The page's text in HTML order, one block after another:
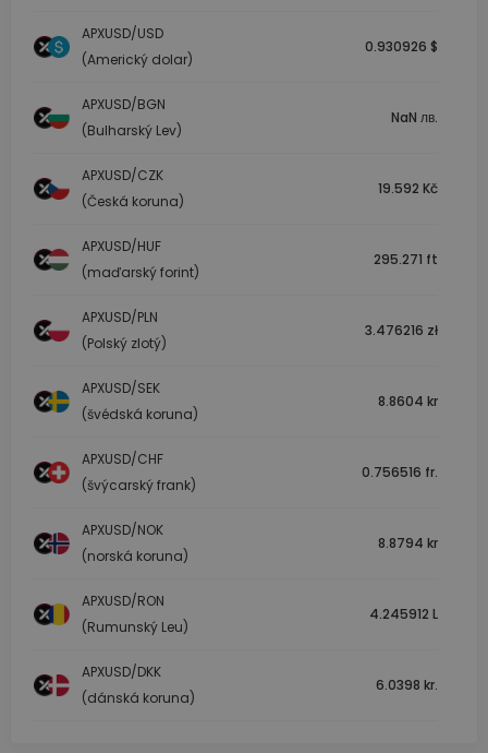
APXUSD/USD
(Americký dolar)
0.930926 $
APXUSD/BGN
(Bulharský Lev)
NaN лв.
APXUSD/CZK
(Česká koruna)
19.592 Kč
APXUSD/HUF
(maďarský forint)
295.271 ft
APXUSD/PLN
(Polský zlotý)
3.476216 zł
APXUSD/SEK
(švédská koruna)
8.8604 kr
APXUSD/CHF
(švýcarský frank)
0.756516 fr.
APXUSD/NOK
(norská koruna)
8.8794 kr
APXUSD/RON
(Rumunský Leu)
4.245912 L
APXUSD/DKK
(dánská koruna)
6.0398 kr.